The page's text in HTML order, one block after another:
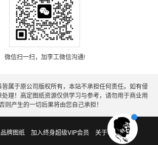
微信扫一扫，加李工微信沟通!
属于原公司版权所有，本站不承担任何责任。如有侵
理！高定图纸资源仅供学习与参考，请勿用于商业用
则产生的一切后果将由您自己承担！
牌图纸 加入终身超级VIP会员 关于老李